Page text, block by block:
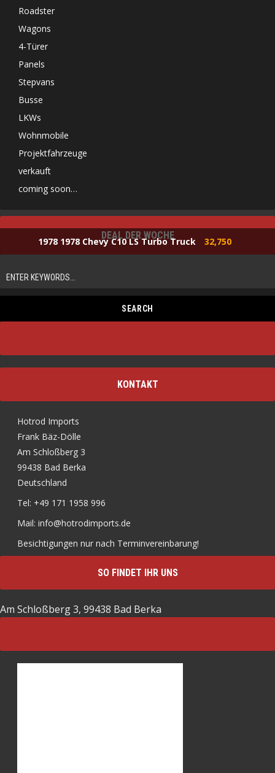
Roadster
Wagons
4-Türer
Panels
Stepvans
Busse
LKWs
Wohnmobile
Projektfahrzeuge
verkauft
coming soon…
DEAL DER WOCHE
1978 1978 Chevy C10 LS Turbo Truck 32,750
KONTAKT
Hotrod Imports
Frank Bäz-Dölle
Am Schloßberg 3
99438 Bad Berka
Deutschland
Tel: +49 171 1958 996
Mail: info@hotrodimports.de
Besichtigungen nur nach Terminvereinbarung!
SO FINDET IHR UNS
Am Schloßberg 3, 99438 Bad Berka